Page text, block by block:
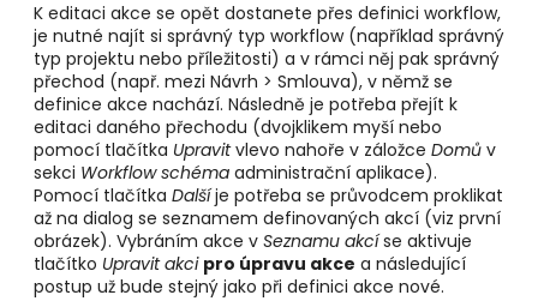
K editaci akce se opět dostanete přes definici workflow,
je nutné najít si správný typ workflow (například správný
typ projektu nebo příležitosti) a v rámci něj pak správný
přechod (např. mezi Návrh > Smlouva), v němž se
definice akce nachází. Následně je potřeba přejít k
editaci daného přechodu (dvojklikem myší nebo
pomocí tlačítka Upravitvlevo nahoře v záložce Domů v
sekci Workflow schéma administrační aplikace).
Pomocí tlačítka Dalšíje potřeba se průvodcem proklikat
až na dialog se seznamem definovaných akcí (viz první
obrázek). Vybráním akce v Seznamu akcíse aktivuje
tlačítko Upravit akci pro úpravu akce a následující
postup už bude stejný jako při definici akce nové.